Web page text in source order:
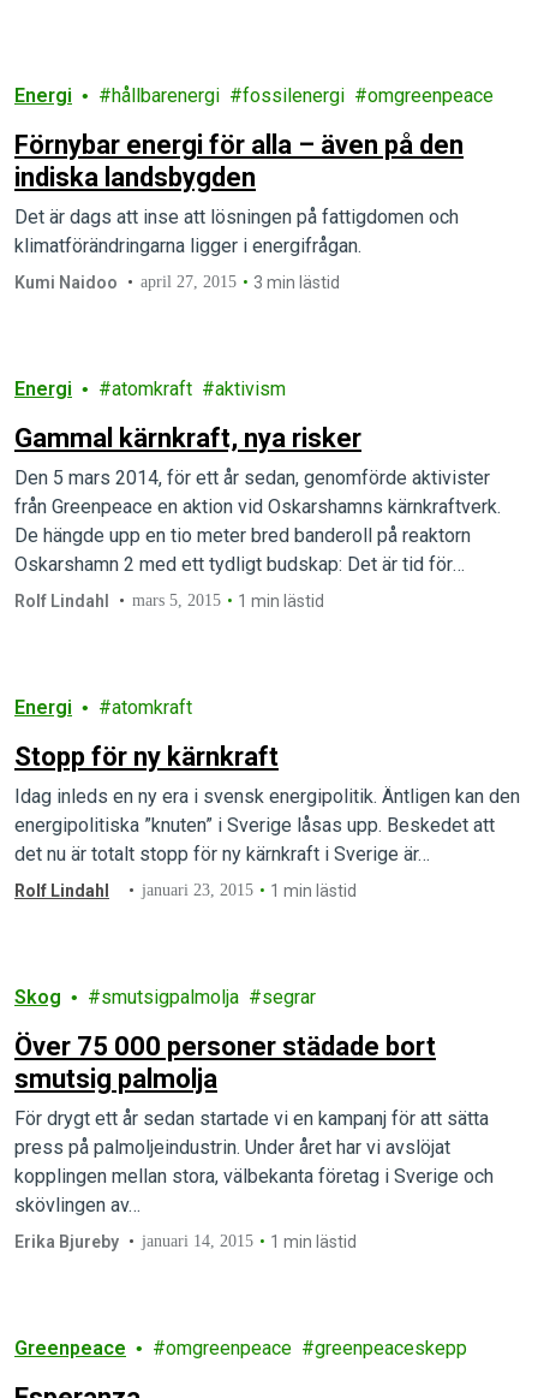
Energi hållbarenergi fossilenergi omgreenpeace
Förnybar energi för alla – även på den
indiska landsbygden
Det är dags att inse att lösningen på fattigdomen och
klimatförändringarna ligger i energifrågan.
Kumi Naidoo april 27, 2015 3 min lästid
Energi atomkraft aktivism
Gammal kärnkraft, nya risker
Den 5 mars 2014, för ett år sedan, genomförde aktivister
från Greenpeace en aktion vid Oskarshamns kärnkraftverk.
De hängde upp en tio meter bred banderoll på reaktorn
Oskarshamn 2 med ett tydligt budskap: Det är tid för
pension för svensk kärnkraft.
Rolf Lindahl mars 5, 2015 1 min lästid
Energi atomkraft
Stopp för ny kärnkraft
Idag inleds en ny era i svensk energipolitik. Äntligen kan den
energipolitiska ”knuten” i Sverige låsas upp. Beskedet att
det nu är totalt stopp för ny kärnkraft i Sverige är…
Rolf Lindahl januari 23, 2015 1 min lästid
Skog smutsigpalmolja segrar
Över 75 000 personer städade bort
smutsig palmolja
För drygt ett år sedan startade vi en kampanj för att sätta
press på palmoljeindustrin. Under året har vi avslöjat
kopplingen mellan stora, välbekanta företag i Sverige och
skövlingen av…
Erika Bjureby januari 14, 2015 1 min lästid
Greenpeace omgreenpeace greenpeaceskepp